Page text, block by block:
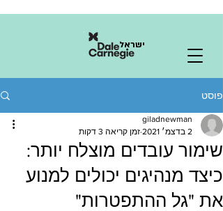
ישראל
פוסט
שימור עובדים מוצלח יותר:
כיצד מנהיגים יכולים למנוע
את "גל ההתפטרות"
giladnewman
2 בדצמ׳ 2021
זמן קריאה 3 דקות